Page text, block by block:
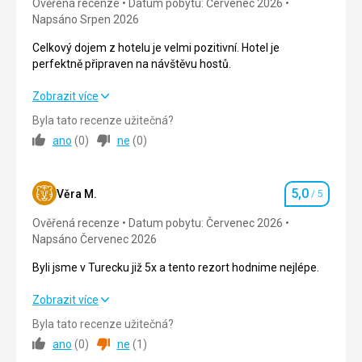
Pokoje velmi pěkné, vybavení neopotrebovane.
Služby
Kvalitní
Ověřená recenze
Datum pobytu: Červenec 2026
Napsáno Srpen 2026
Celkový dojem z hotelu je velmi pozitivní. Hotel je
perfektně připraven na návštěvu hostů.
Celkový dojem z hotelu je velmi pozitivní. Hotel je
Strava
Okolí 5,0/ 5
Služby
Cena 5,0/ 5
Pláž
Pláž je velmi čistá, skvělá lehátka, super velký bar, sprchy,
blízko nabízené občerstvení.
Zobrazit více
Byla tato recenze užitečná?
ano (0) ne (0)
Věra M. Hodnocení
5,0 / 5
Ověřená recenze
Datum pobytu: Červenec 2026
Napsáno Červenec 2026
Byli jsme v Turecku již 5x a tento rezort hodnime nejlépe.
Byli jsme v Turecku již 5x a tento rezort hodnime nejlépe.
Strava
Zobrazit více
Byla tato recenze užitečná?
ano (0) ne (1 )